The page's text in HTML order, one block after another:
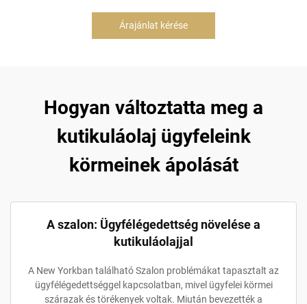
Árajánlat kérése
Hogyan változtatta meg a
kutikuláolaj ügyfeleink
körmeinek ápolását
A szalon: Ügyfélégedettség növelése a
kutikuláolajjal
A New Yorkban található Szalon problémákat tapasztalt az
ügyfélégedettséggel kapcsolatban, mivel ügyfelei körmei
szárazak és törékenyek voltak. Miután bevezették a